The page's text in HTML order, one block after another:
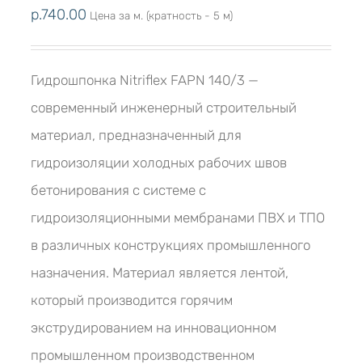
р.740.00 Цена за м. (кратность - 5 м)
Гидрошпонка Nitriflex FAPN 140/3 —
современный инженерный строительный
материал, предназначенный для
гидроизоляции холодных рабочих швов
бетонирования с системе с
гидроизоляционными мембранами ПВХ и ТПО
в различных конструкциях промышленного
назначения. Материал является лентой,
который производится горячим
экструдированием на инновационном
промышленном производственном